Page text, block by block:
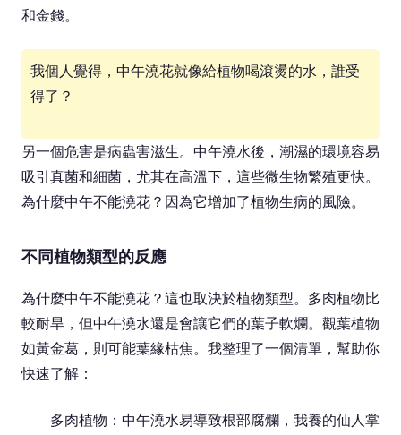
和金錢。
我個人覺得，中午澆花就像給植物喝滾燙的水，誰受
得了？
另一個危害是病蟲害滋生。中午澆水後，潮濕的環境容易
吸引真菌和細菌，尤其在高溫下，這些微生物繁殖更快。
為什麼中午不能澆花？因為它增加了植物生病的風險。
不同植物類型的反應
為什麼中午不能澆花？這也取決於植物類型。多肉植物比
較耐旱，但中午澆水還是會讓它們的葉子軟爛。觀葉植物
如黃金葛，則可能葉緣枯焦。我整理了一個清單，幫助你
快速了解：
多肉植物：中午澆水易導致根部腐爛，我養的仙人掌